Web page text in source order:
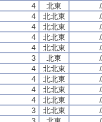
4 北東
4 北北東
4 北北東
4 北北東
4 北北東
3 北東
4 北北東
4 北北東
4 北北東
4 北北東
3 北北東